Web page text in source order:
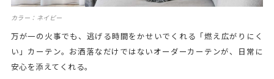
カラー：ネイビー
万が一の火事でも、逃げる時間をかせいでくれる「燃え広がりにく
い」カーテン。お洒落なだけではないオーダーカーテンが、日常に
安心を添えてくれる。